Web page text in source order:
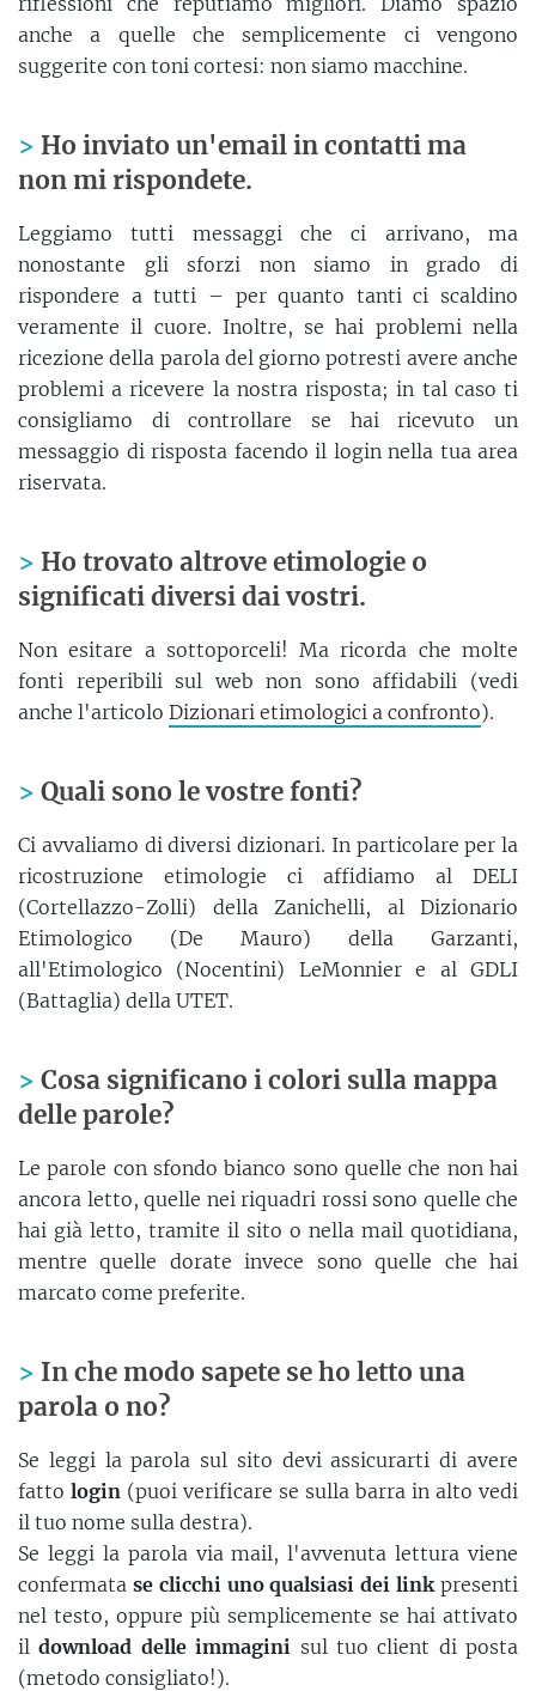
anche a quelle che semplicemente ci vengono
suggerite con toni cortesi: non siamo macchine.
Ho inviato un'email in contatti ma
non mi rispondete.
Leggiamo tutti messaggi che ci arrivano, ma
nonostante gli sforzi non siamo in grado di
rispondere a tutti – per quanto tanti ci scaldino
veramente il cuore. Inoltre, se hai problemi nella
ricezione della parola del giorno potresti avere anche
problemi a ricevere la nostra risposta; in tal caso ti
consigliamo di controllare se hai ricevuto un
messaggio di risposta facendo il login nella tua area
riservata.
Ho trovato altrove etimologie o
significati diversi dai vostri.
Non esitare a sottoporceli! Ma ricorda che molte
fonti reperibili sul web non sono affidabili (vedi
anche l'articolo Dizionari etimologici a confronto).
Quali sono le vostre fonti?
Ci avvaliamo di diversi dizionari. In particolare per la
ricostruzione etimologie ci affidiamo al DELI
(Cortellazzo-Zolli) della Zanichelli, al Dizionario
Etimologico (De Mauro) della Garzanti,
all'Etimologico (Nocentini) LeMonnier e al GDLI
(Battaglia) della UTET.
Cosa significano i colori sulla mappa
delle parole?
Le parole con sfondo bianco sono quelle che non hai
ancora letto, quelle nei riquadri rossi sono quelle che
hai già letto, tramite il sito o nella mail quotidiana,
mentre quelle dorate invece sono quelle che hai
marcato come preferite.
In che modo sapete se ho letto una
parola o no?
Se leggi la parola sul sito devi assicurarti di avere
fatto login (puoi verificare se sulla barra in alto vedi
il tuo nome sulla destra).
Se leggi la parola via mail, l'avvenuta lettura viene
confermata se clicchi uno qualsiasi dei linkpresenti
nel testo, oppure più semplicemente se hai attivato
ildownload delle immagini sul tuo client di posta
(metodo consigliato!).